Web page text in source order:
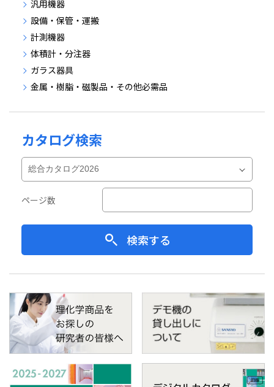
汎用機器
設備・保管・運搬
計測機器
体積計・分注器
ガラス器具
金属・樹脂・磁製品・その他必需品
カタログ検索
ページ数
検索する